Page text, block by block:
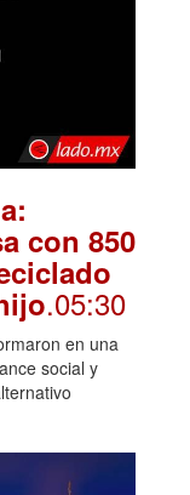
con 850
.05:30
en una
social y